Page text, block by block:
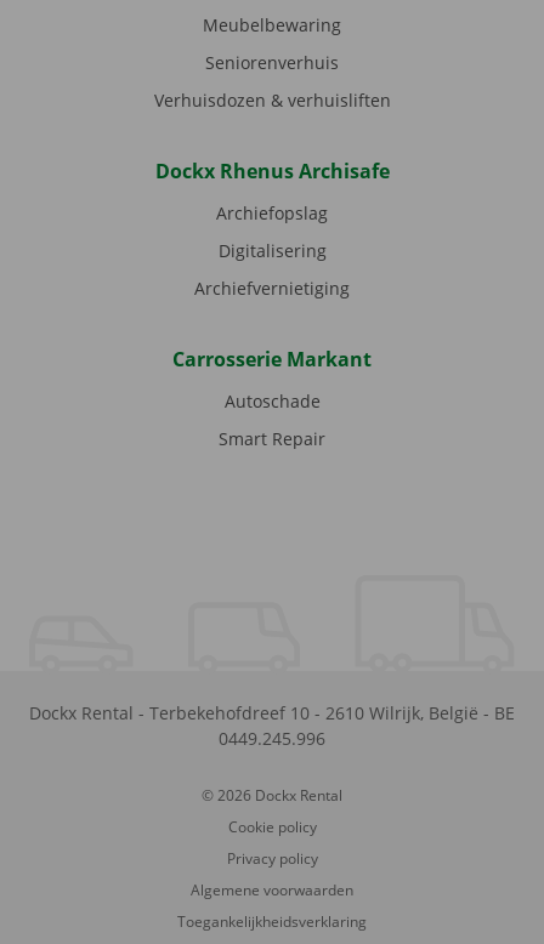
Meubelbewaring
Seniorenverhuis
Verhuisdozen & verhuisliften
Dockx Rhenus Archisafe
Archiefopslag
Digitalisering
Archiefvernietiging
Carrosserie Markant
Autoschade
Smart Repair
Dockx Rental - Terbekehofdreef 10 - 2610 Wilrijk, België - BE
0449.245.996
© 2026 Dockx Rental
Cookie policy
Privacy policy
Algemene voorwaarden
Toegankelijkheidsverklaring